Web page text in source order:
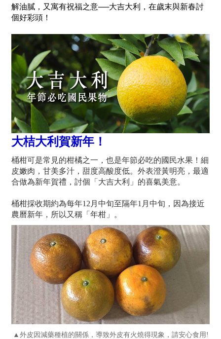
解油膩，又寓有祝福之意──大吉大利，在歲末與新春討
個好彩頭！
大桔大利賀新年！
桶柑可是常見的柑橘之一，也是年節必吃的國民水果！細
皮嫩肉，甘美多汁，甜度高酸度低。外表澄黃明亮，最適
合做為新年賀禮，討個「大吉大利」的喜氣美意。
桶柑採收期約為每年12月中旬至隔年1月中旬，因為接近
農曆新年，所以又稱「年柑」。
▲外皮因減藥種植的關係，導致外皮有火燒得現象，請安心食用!